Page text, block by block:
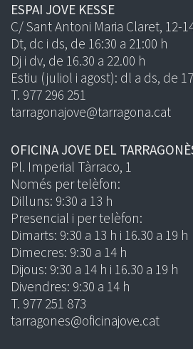
ESPAI JOVE KESSE
C/ Sant Antoni Maria Claret, 12-
Dt, dc i ds, de 16:30 a 21:00 h
Dj i dv, de 16.30 a 22.00 h
Estiu (juliol i agost): dl a ds, de
T. 977 296 251
tarragonajove@tarragona.cat
OFICINA JOVE DEL
Pl. Imperial Tàrraco, 1
Només per telèfon:
Dilluns: 9:30 a 13 h
Presencial i per telèfon:
Dimarts: 9:30 a 13 h i 16.30 a 19 h
Dimecres: 9:30 a 14 h
Dijous: 9:30 a 14 h i 16.30 a 19 h
Divendres: 9:30 a 14 h
T. 977 251 873
tarragones@oficinajove.cat